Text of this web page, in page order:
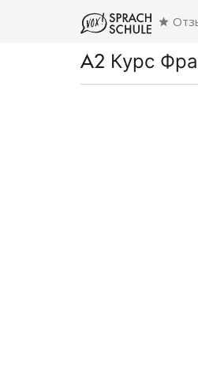
A2 Курс